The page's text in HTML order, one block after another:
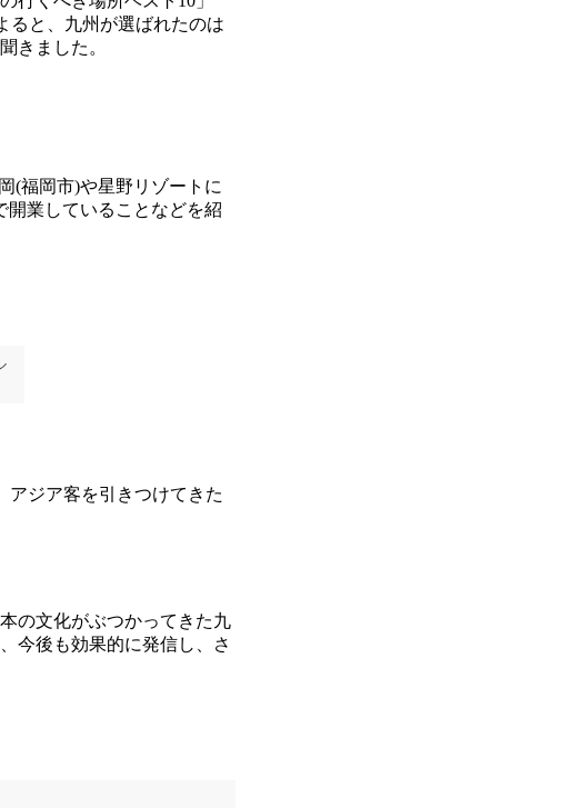
ると、九州が選ばれたのは
きました。
(福岡市)や星野リゾートに
開業していることなどを紹
ジア客を引きつけてきた
の文化がぶつかってきた九
今後も効果的に発信し、さ